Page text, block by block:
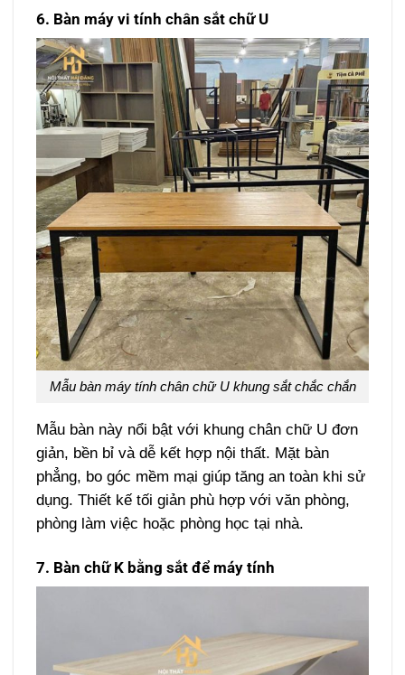
6. Bàn máy vi tính chân sắt chữ U
Mẫu bàn máy tính chân chữ U khung sắt chắc chắn
Mẫu bàn này nổi bật với khung chân chữ U đơn
giản, bền bỉ và dễ kết hợp nội thất. Mặt bàn
phẳng, bo góc mềm mại giúp tăng an toàn khi sử
dụng. Thiết kế tối giản phù hợp với văn phòng,
phòng làm việc hoặc phòng học tại nhà.
7. Bàn chữ K bằng sắt để máy tính